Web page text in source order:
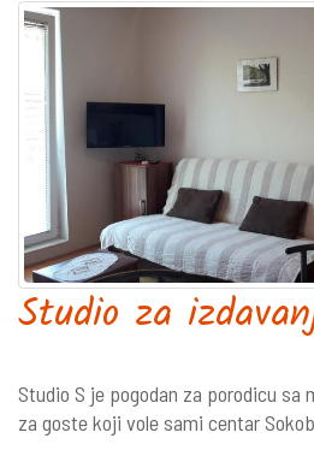
Studio za
Studio S je pogodan za porodicu sa
za goste koji vole sami centar